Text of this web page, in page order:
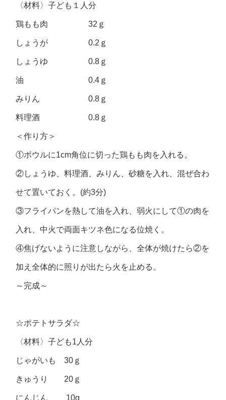
〈材料〉子ども１人分
鶏もも肉 32ｇ
しょうが 0.2ｇ
しょうゆ 0.8ｇ
油 0.4ｇ
みりん 0.8ｇ
料理酒 0.8ｇ
＜作り方＞
①ボウルに1cm角位に切った鶏もも肉を入れる。
②しょうゆ、料理酒、みりん、砂糖を入れ、混ぜ合わ
せて置いておく。(約3分)
③フライパンを熱して油を入れ、弱火にして①の肉を
入れ、中火で両面キツネ色になる位焼く。
④焦げないように注意しながら、全体が焼けたら②を
加え全体的に照りが出たら火を止める。
～完成～
☆ポテトサラダ☆
〈材料〉子ども1人分
じゃがいも 30ｇ
きゅうり 20ｇ
にんじん 10g